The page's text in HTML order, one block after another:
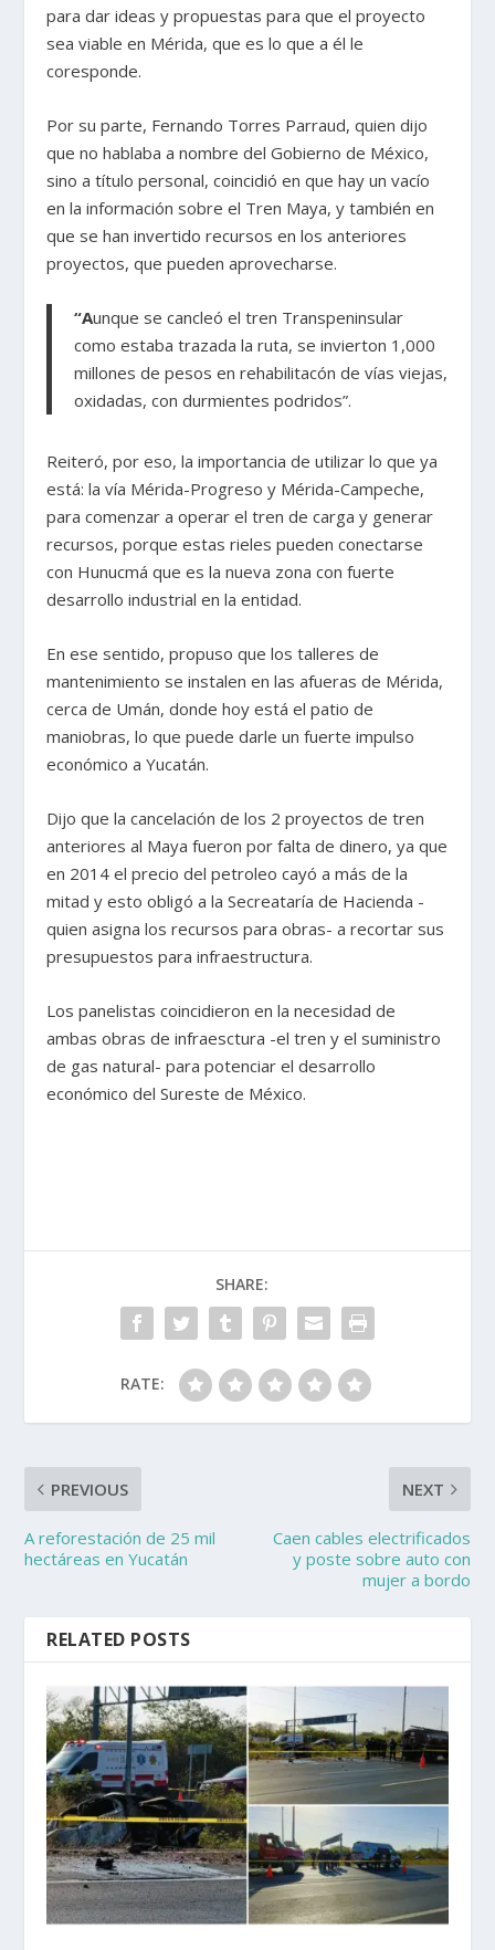
para dar ideas y propuestas para que el proyecto
sea viable en Mérida, que es lo que a él le
coresponde.
Por su parte, Fernando Torres Parraud, quien dijo
que no hablaba a nombre del Gobierno de México,
sino a título personal, coincidió en que hay un vacío
en la información sobre el Tren Maya, y también en
que se han invertido recursos en los anteriores
proyectos, que pueden aprovecharse.
“Aunque se cancleó el tren Transpeninsular
como estaba trazada la ruta, se invierton 1,000
millones de pesos en rehabilitacón de vías viejas,
oxidadas, con durmientes podridos”.
Reiteró, por eso, la importancia de utilizar lo que ya
está: la vía Mérida-Progreso y Mérida-Campeche,
para comenzar a operar el tren de carga y generar
recursos, porque estas rieles pueden conectarse
con Hunucmá que es la nueva zona con fuerte
desarrollo industrial en la entidad.
En ese sentido, propuso que los talleres de
mantenimiento se instalen en las afueras de Mérida,
cerca de Umán, donde hoy está el patio de
maniobras, lo que puede darle un fuerte impulso
económico a Yucatán.
Dijo que la cancelación de los 2 proyectos de tren
anteriores al Maya fueron por falta de dinero, ya que
en 2014 el precio del petroleo cayó a más de la
mitad y esto obligó a la Secreataría de Hacienda -
quien asigna los recursos para obras- a recortar sus
presupuestos para infraestructura.
Los panelistas coincidieron en la necesidad de
ambas obras de infraesctura -el tren y el suministro
de gas natural- para potenciar el desarrollo
económico del Sureste de México.
SHARE:
RATE:
PREVIOUS
A reforestación de 25 mil
hectáreas en Yucatán
NEXT
Caen cables electrificados
y poste sobre auto con
mujer a bordo
RELATED POSTS